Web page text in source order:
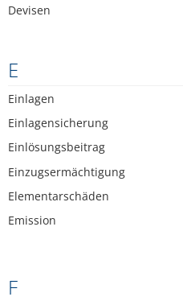
Devisen
E
Einlagen
Einlagensicherung
Einlösungsbeitrag
Einzugsermächtigung
Elementarschäden
Emission
F